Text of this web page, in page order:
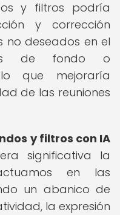
y filtros podría
y corrección
deseados en el
de fondo o
lo que mejoraría
de las reuniones
y filtros con IA
significativa la
en las
un abanico de
la expresión